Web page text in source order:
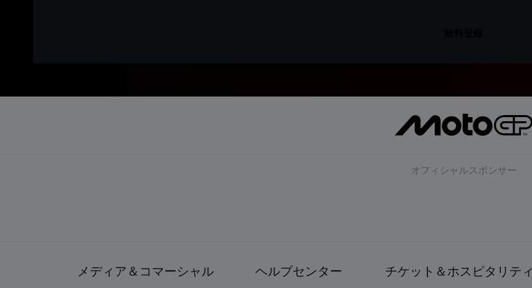
オフィシャルスポンサー
メディア＆コマーシャル ヘルプセンター チケット＆ホスピタリティ